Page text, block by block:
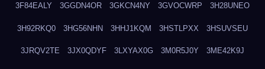
3F84EALY 3GGDN4OR 3GKCN4NY 3GVOCWRP 3H28UNEO
3H92RKQ0 3HG56NHN 3HHJ1KQM 3HSTLPXX 3HSUVSEU
3JRQV2TE 3JX0QDYF 3LXYAX0G 3M0R5J0Y 3ME42K9J